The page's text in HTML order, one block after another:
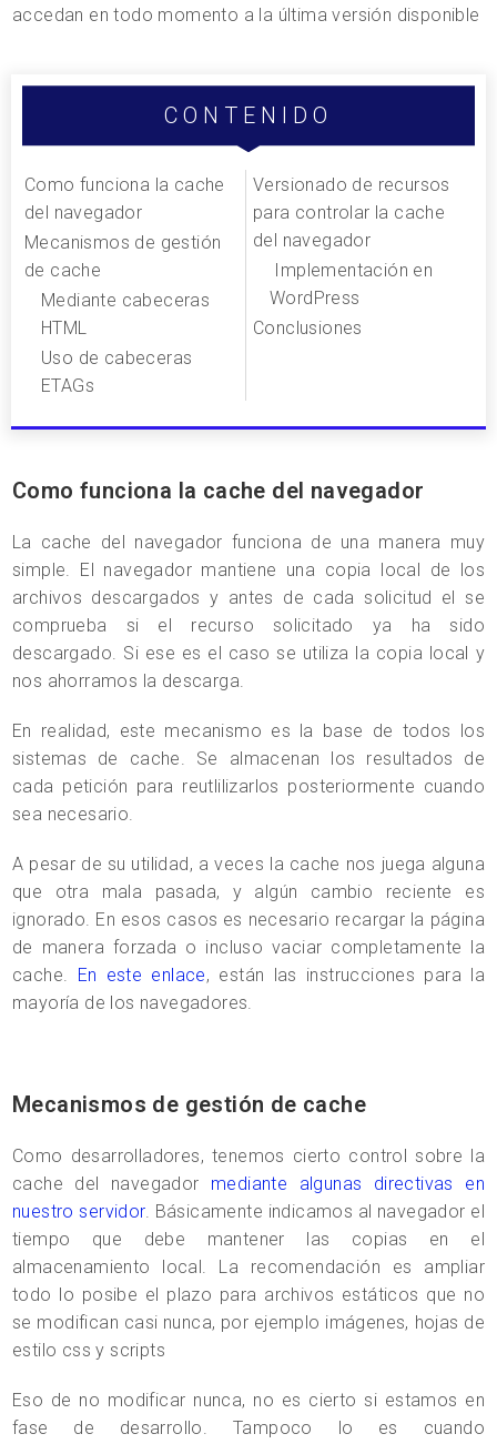
accedan en todo momento a la última versión disponible
CONTENIDO
Como funciona la cache
del navegador
Mecanismos de gestión
de cache
Mediante cabeceras
HTML
Uso de cabeceras
ETAGs
Versionado de recursos
para controlar la cache
del navegador
Implementación en
WordPress
Conclusiones
Como funciona la cache del navegador
La cache del navegador funciona de una manera muy
simple. El navegador mantiene una copia local de los
archivos descargados y antes de cada solicitud el se
comprueba si el recurso solicitado ya ha sido
descargado. Si ese es el caso se utiliza la copia local y
nos ahorramos la descarga.
En realidad, este mecanismo es la base de todos los
sistemas de cache. Se almacenan los resultados de
cada petición para reutlilizarlos posteriormente cuando
sea necesario.
A pesar de su utilidad, a veces la cache nos juega alguna
que otra mala pasada, y algún cambio reciente es
ignorado. En esos casos es necesario recargar la página
de manera forzada o incluso vaciar completamente la
cache.
En este enlace, están las instrucciones para la
mayoría de los navegadores.
Mecanismos de gestión de cache
Como desarrolladores, tenemos cierto control sobre la
cache del navegador mediante algunas directivas en
nuestro servidor. Básicamente indicamos al navegador el
tiempo que debe mantener las copias en el
almacenamiento local. La recomendación es ampliar
todo lo posibe el plazo para archivos estáticos que no
se modifican casi nunca, por ejemplo imágenes, hojas de
estilo css y scripts
Eso de no modificar nunca, no es cierto si estamos en
fase de desarrollo. Tampoco lo es cuando